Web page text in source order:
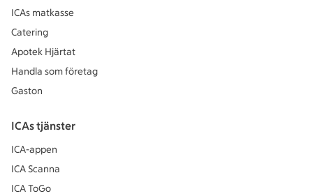
ICAs matkasse
Catering
Apotek Hjärtat
Handla som företag
Gaston
ICAs tjänster
ICA-appen
ICA Scanna
ICA ToGo